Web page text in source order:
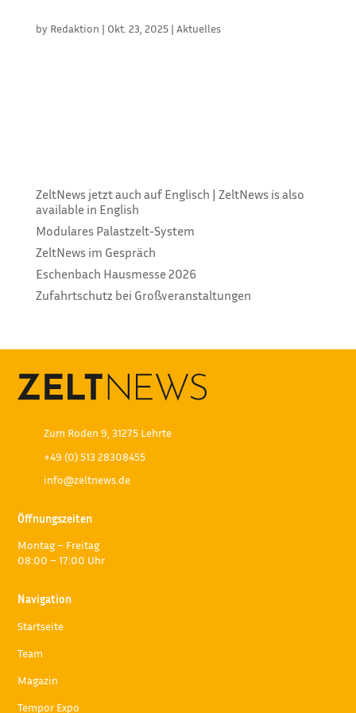
by Redaktion | Okt. 23, 2025| Aktuelles
ZeltNews jetzt auch auf Englisch | ZeltNews is also
available in English
Modulares Palastzelt-System
ZeltNews im Gespräch
Eschenbach Hausmesse 2026
Zufahrtschutz bei Großveranstaltungen
Zum Roden 9, 31275 Lehrte
+49 (0) 513 28308455
info@zeltnews.de
Öffnungszeiten
Montag – Freitag
08:00 – 17:00 Uhr
Navigation
Startseite
Team
Magazin
Tempor Expo